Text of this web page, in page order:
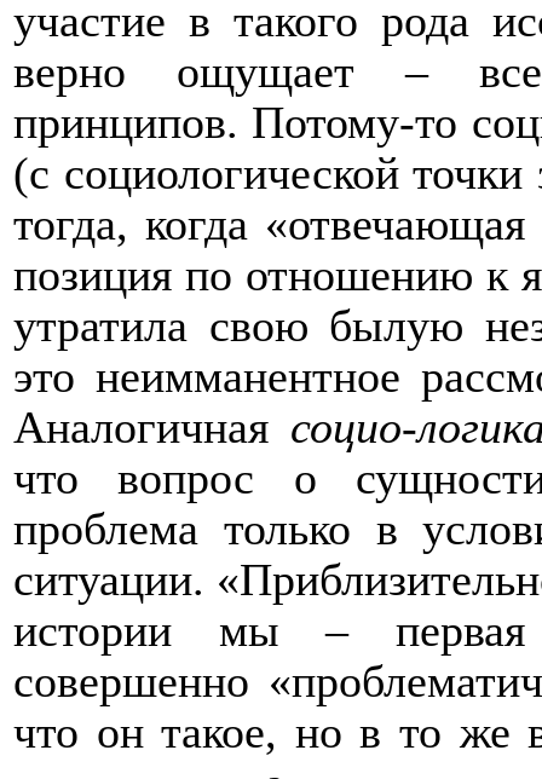
участие в такого рода
верно ощущает –
принципов. Потому-то
(с социологической
тогда, когда
позиция по отношению к
утратила свою былую
это неимманентное
Аналогичная социо-
что вопрос о
проблема только в
ситуации.
истории мы – первая
совершенно
что он такое, но в то же